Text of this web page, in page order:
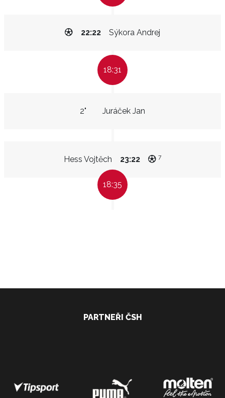
Sýkora Andrej
22:22
18:31
Juráček Jan
2"
Hess Vojtěch 23:22 7
18:35
PARTNEŘI ČSH